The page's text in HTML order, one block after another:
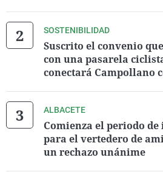
SOSTENIBILIDAD
Suscrito el convenio
con una pasarela
conectará Campollano
ALBACETE
Comienza el periodo
para el vertedero de
un rechazo unánime